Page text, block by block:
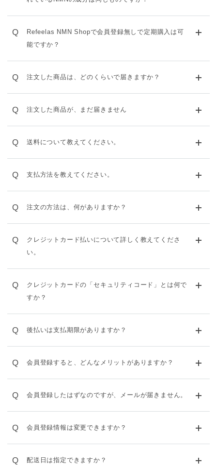
Q
Refeelas NMN Shopで会員登録無しで定期購入は可
能ですか？
Q 注文した商品は、どのくらいで届きますか？
Q 注文した商品が、まだ届きません
Q 送料について教えてください。
Q 支払方法を教えてください。
Q 注文の方法は、何がありますか？
Q
クレジットカード払いについて詳しく教えてくださ
い。
Q
クレジットカードの「セキュリティコード」とは何で
すか？
Q 後払いは支払期限がありますか？
Q 会員登録すると、どんなメリットがありますか？
Q 会員登録したはずなのですが、メールが届きません。
Q 会員登録情報は変更できますか？
Q 配送日は指定できますか？